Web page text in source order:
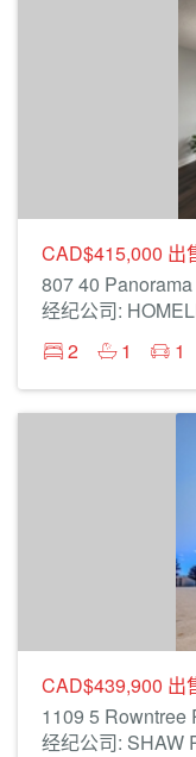
CAD$415,000 出
807 40
经纪公司:
2
1 1
CAD$439,900 出
1109 5 Rowntree
经纪公司: SHAW